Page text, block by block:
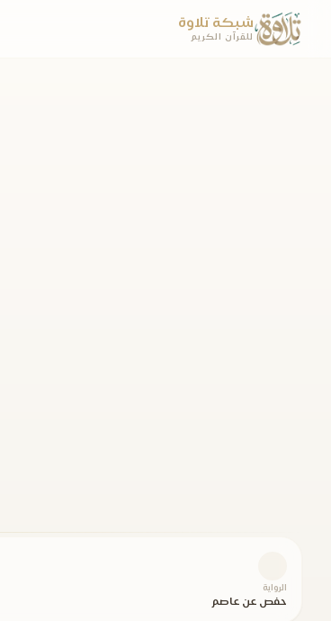
شبكة تلاوة
للقرآن الكريم
الرواية
حفص عن عاصم